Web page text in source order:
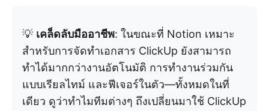
💡 เคล็ดลับมืออาชีพ: ในขณะที่ Notion เหมาะ
สำหรับการจัดทำเอกสาร ClickUp ยังสามารถ
ทำได้มากกว่างานอัตโนมัติ การทำงานร่วมกัน
แบบเรียลไทม์ และฟีเจอร์ในตัว—ทั้งหมดในที่
เดียว ดูว่าทำไมทีมต่างๆ ถึงเปลี่ยนมาใช้ ClickUp